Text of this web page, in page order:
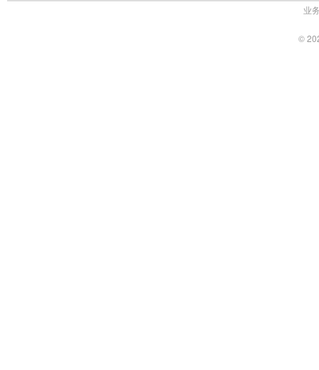
业
©